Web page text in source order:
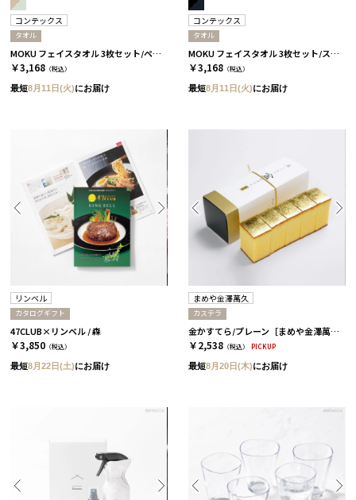
コンテックス
タオル
MOKU フェイスタオル 3枚セット/ペール［コンテックス］
￥3,168 （税込）
最短8月11日(火)にお届け
コンテックス
タオル
MOKU フェイスタオル 3枚セット/スタンダード［コンテックス］
￥3,168 （税込）
最短8月11日(火)にお届け
リンベル
カタログギフト
47CLUB×リンベル / 森
￥3,850 （税込）
最短8月22日(土)にお届け
まめや金澤萬久
カステラ
金かすてら/プレーン［まめや金澤萬久］
￥2,538 （税込） PICKUP
最短8月20日(木)にお届け